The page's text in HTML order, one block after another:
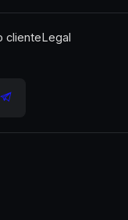
clienteLegal